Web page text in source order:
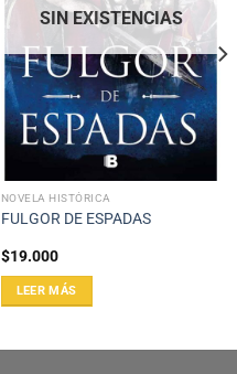
SIN EXISTENCIAS
NOVELA HISTÓRICA
FULGOR DE ESPADAS
$19.000
LEER MÁS